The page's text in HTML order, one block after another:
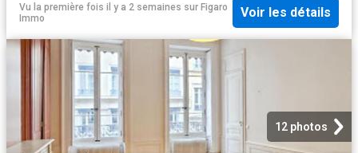
Vu la première fois il y a 2 semaines sur Figaro
Immo
Voir les détails
12 photos